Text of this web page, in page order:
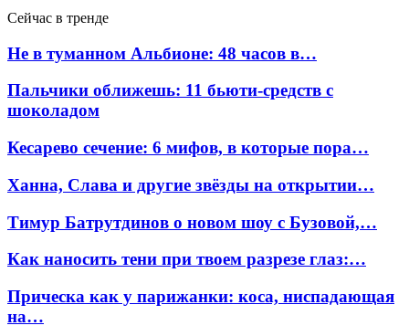
Сейчас в тренде
Не в туманном Альбионе: 48 часов в…
Пальчики оближешь: 11 бьюти-средств с
шоколадом
Кесарево сечение: 6 мифов, в которые пора…
Ханна, Слава и другие звёзды на открытии…
Тимур Батрутдинов о новом шоу с Бузовой,…
Как наносить тени при твоем разрезе глаз:…
Прическа как у парижанки: коса, ниспадающая
на…